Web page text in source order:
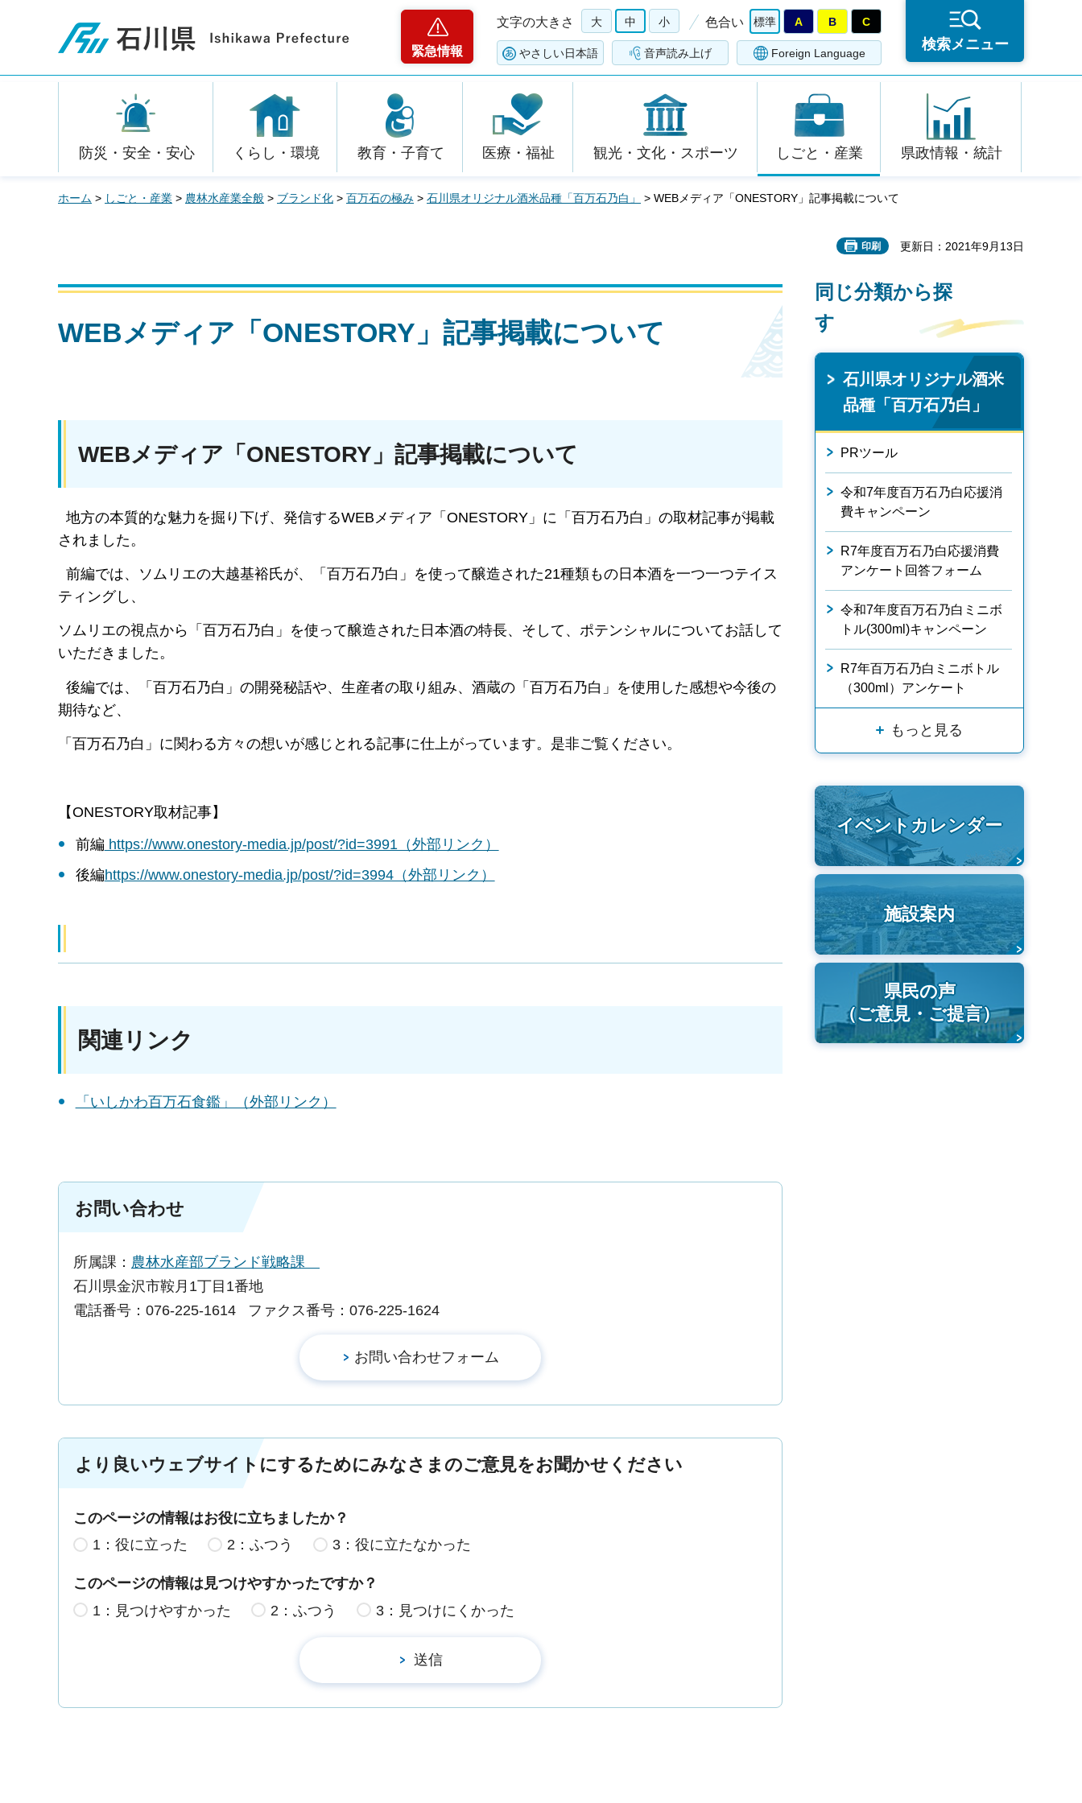
石川県
緊急情報
文字の大きさ 大 中 小 色合い 標準 A B C
やさしい日本語 音声読み上げ Foreign Language
検索メニュー
防災・安全・安心 くらし・環境 教育・子育て 医療・福祉 観光・文化・スポーツ しごと・産業 県政情報・統計
ホーム > しごと・産業 > 農林水産業全般 > ブランド化 > 百万石の極み > 石川県オリジナル酒米品種「百万石乃白」 > WEBメディア「ONESTORY」記事掲載について
印刷 更新日：2021年9月13日
WEBメディア「ONESTORY」記事掲載について
WEBメディア「ONESTORY」記事掲載について
地方の本質的な魅力を掘り下げ、発信するWEBメディア「ONESTORY」に「百万石乃白」の取材記事が掲載
されました。
前編では、ソムリエの大越基裕氏が、「百万石乃白」を使って醸造された21種類もの日本酒を一つ一つテイス
ティングし、
ソムリエの視点から「百万石乃白」を使って醸造された日本酒の特長、そして、ポテンシャルについてお話して
いただきました。
後編では、「百万石乃白」の開発秘話や、生産者の取り組み、酒蔵の「百万石乃白」を使用した感想や今後の
期待など、
「百万石乃白」に関わる方々の想いが感じとれる記事に仕上がっています。是非ご覧ください。
【ONESTORY取材記事】
前編 https://www.onestory-media.jp/post/?id=3991（外部リンク）
後編https://www.onestory-media.jp/post/?id=3994（外部リンク）
関連リンク
「いしかわ百万石食鑑」（外部リンク）
お問い合わせ
所属課： 農林水産部ブランド戦略課
石川県金沢市鞍月1丁目1番地
電話番号：076-225-1614
ファクス番号：076-225-1624
より良いウェブサイトにするためにみなさまのご意見をお聞かせください
このページの情報はお役に立ちましたか？
1：役に立った
2：ふつう 3：役に立たなかった
このページの情報は見つけやすかったですか？
1：見つけやすかった
2：ふつう 3：見つけにくかった
同じ分類から探
す
石川県オリジナル酒米
品種「百万石乃白」
PRツール
令和7年度百万石乃白応援消
費キャンペーン
R7年度百万石乃白応援消費
アンケート回答フォーム
令和7年度百万石乃白ミニボ
トル(300ml)キャンペーン
R7年百万石乃白ミニボトル
（300ml）アンケート
もっと見る
イベントカレンダー
施設案内
県民の声
（ご意見・ご提言）